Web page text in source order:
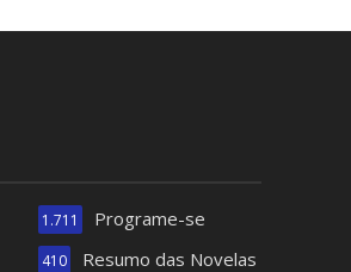
Programe-se
1.711
Resumo das Novelas
410